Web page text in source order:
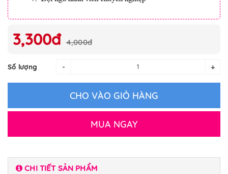
3,300đ 4,000đ
Số lượng - +
CHO VÀO GIỎ HÀNG
MUA NGAY
CHI TIẾT SẢN PHẨM